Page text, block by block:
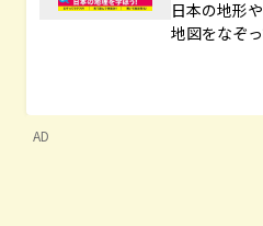
日本の地形
地図をなぞ
AD